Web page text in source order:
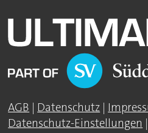
AGB Datenschutz
Datenschutz-Einstellungen